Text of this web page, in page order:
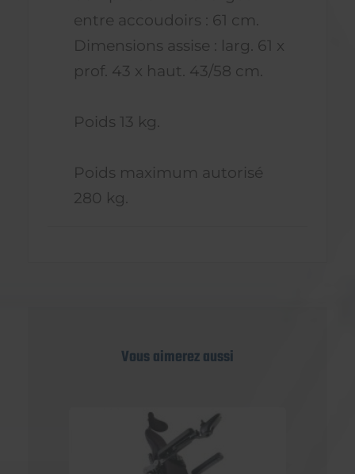
entre accoudoirs : 61 cm.
Dimensions assise : larg. 61 x
prof. 43 x haut. 43/58 cm.
Poids 13 kg.
Poids maximum autorisé
280 kg.
Vous aimerez aussi